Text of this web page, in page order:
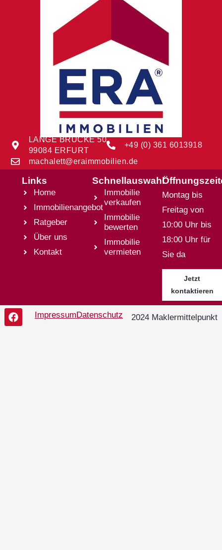
LANGE BRÜCKE 50
99084 ERFURT
+49 (0) 361 6013918
machalett@eraimmobilien.de
Links
Home
Immobilienangebot
Ratgeber
Über uns
Kontakt
Schnellauswahl
Immobilie
verkaufen
Immobilie
bewerten
Immobilie
vermieten
Montag bis
Freitag von
10:00 Uhr bis
18:00 Uhr für
Sie da
Jetzt
kontaktieren
Impressum Datenschutz 2024 Maklermittelpunkt